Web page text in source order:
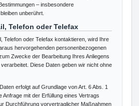
– insbesondere
unberührt.
Telefon oder Telefax
Telefon oder Telefax kontaktieren, wird Ihre
hervorgehenden personenbezogenen
Zwecke der Bearbeitung Ihres Anliegens
Diese Daten geben wir nicht ohne
erfolgt auf Grundlage von Art. 6 Abs. 1
Anfrage mit der Erfüllung eines Vertrags
Durchführung vorvertraglicher Maßnahmen